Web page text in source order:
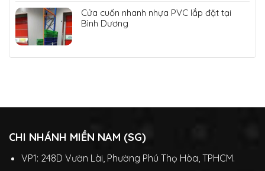
Cửa cuốn nhanh nhựa PVC lắp đặt tại
Bình Dương
CHI NHÁNH MIỀN NAM (SG)
VP1: 248D Vườn Lài, Phường Phú Thọ Hòa, TPHCM.